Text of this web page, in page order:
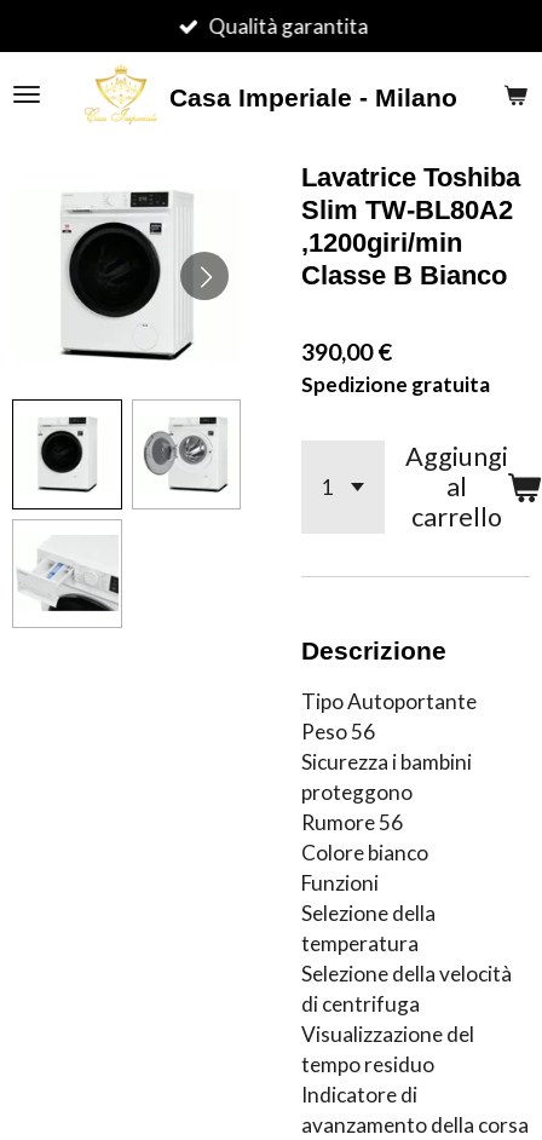
al
contenuto
principale
Casa Imperiale - Milano
Qualità garantita
Lavatrice Toshiba
Slim TW-BL80A2
,1200giri/min
Classe B Bianco
390,00 €
Spedizione gratuita
Aggiungi
al
carrello
Descrizione
Tipo Autoportante
Peso 56
Sicurezza i bambini
proteggono
Rumore 56
Colore bianco
Funzioni
Selezione della
temperatura
Selezione della velocità
di centrifuga
Visualizzazione del
tempo residuo
Indicatore di
avanzamento della corsa